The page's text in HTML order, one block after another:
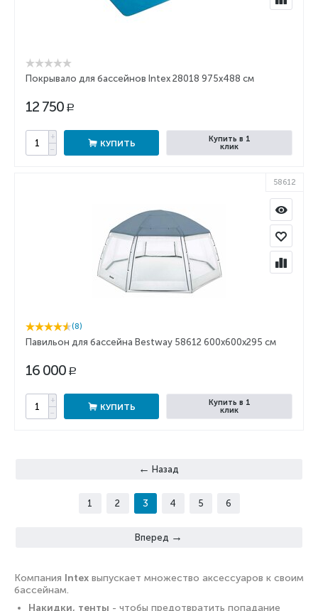
Покрывало для бассейнов Intex 28018 975x488 см
12 750 Р
+
−
КУПИТЬ
Купить в 1
клик
58612
(8)
Павильон для бассейна Bestway 58612 600x600x295 см
16 000 Р
+
−
КУПИТЬ
Купить в 1
клик
Назад
1 2 3 4 5 6
Вперед
Компания Intex выпускает множество аксессуаров к своим
бассейнам.
Накидки, тенты - чтобы предотвратить попадание